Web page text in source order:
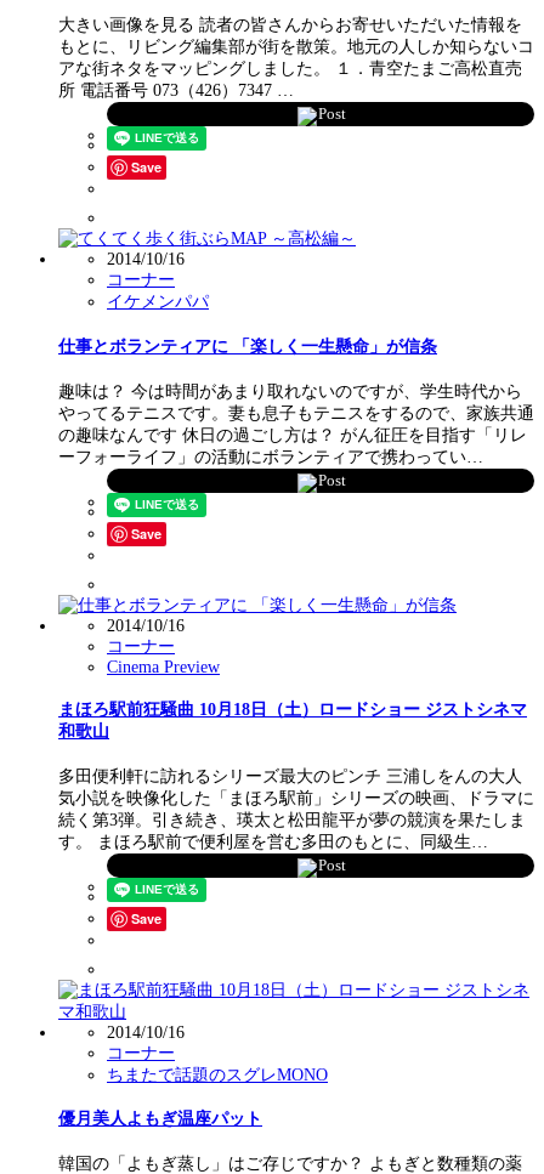
大きい画像を見る 読者の皆さんからお寄せいただいた情報を
もとに、リビング編集部が街を散策。地元の人しか知らないコ
アな街ネタをマッピングしました。 １．青空たまご高松直売
所 電話番号 073（426）7347 …
Post
Save
2014/10/16
コーナー
イケメンパパ
仕事とボランティアに 「楽しく一生懸命」が信条
趣味は？ 今は時間があまり取れないのですが、学生時代から
やってるテニスです。妻も息子もテニスをするので、家族共通
の趣味なんです 休日の過ごし方は？ がん征圧を目指す「リレ
ーフォーライフ」の活動にボランティアで携わってい…
Post
Save
2014/10/16
コーナー
Cinema Preview
まほろ駅前狂騒曲 10月18日（土）ロードショー ジストシネマ
和歌山
多田便利軒に訪れるシリーズ最大のピンチ 三浦しをんの大人
気小説を映像化した「まほろ駅前」シリーズの映画、ドラマに
続く第3弾。引き続き、瑛太と松田龍平が夢の競演を果たしま
す。 まほろ駅前で便利屋を営む多田のもとに、同級生…
Post
Save
2014/10/16
コーナー
ちまたで話題のスグレMONO
優月美人よもぎ温座パット
韓国の「よもぎ蒸し」はご存じですか？ よもぎと数種類の薬